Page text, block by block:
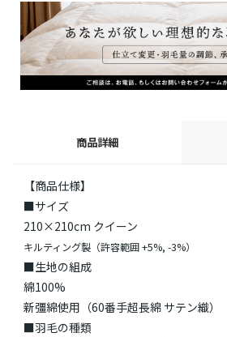
商品詳細
【商品仕様】
■サイズ
210×210cm クイーン
キルティング製（許容範囲 +5%, -3%）
■生地の組成
綿100%
新彊綿使用（60番手超長綿 サテン織）
■羽毛の種類